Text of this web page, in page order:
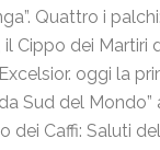
Quattro i
il Cippo dei
oggi la
Sud del Mondo”
dei Caffi: Saluti